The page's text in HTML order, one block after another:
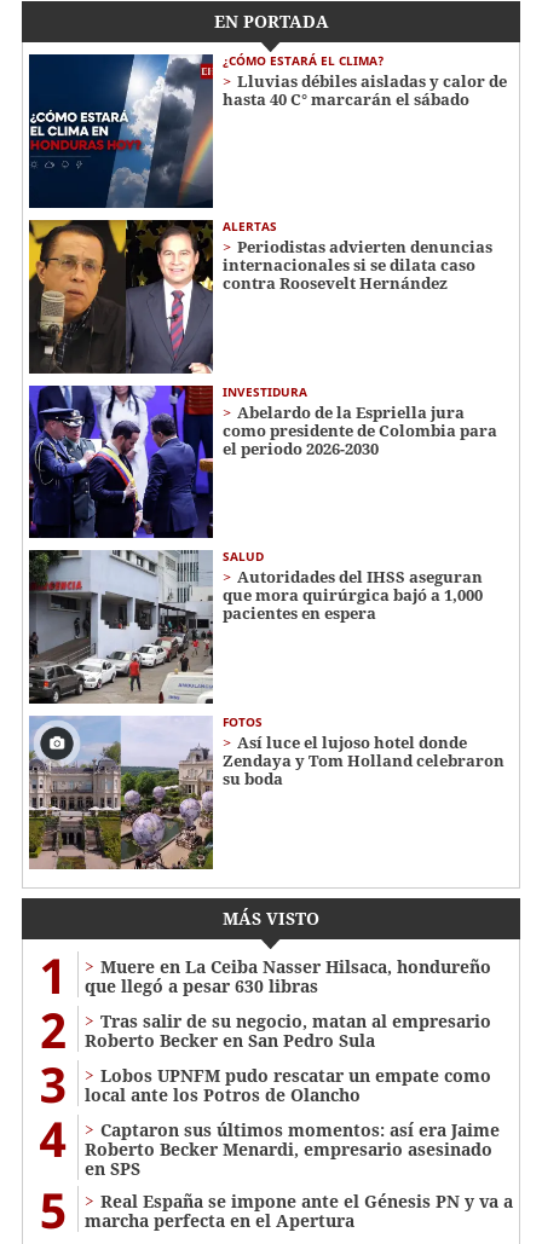
EN PORTADA
¿CÓMO ESTARÁ EL CLIMA?
Lluvias débiles aisladas y calor de
hasta 40 C° marcarán el sábado
ALERTAS
Periodistas advierten denuncias
internacionales si se dilata caso
contra Roosevelt Hernández
INVESTIDURA
Abelardo de la Espriella jura
como presidente de Colombia para
el periodo 2026-2030
SALUD
Autoridades del IHSS aseguran
que mora quirúrgica bajó a 1,000
pacientes en espera
FOTOS
Así luce el lujoso hotel donde
Zendaya y Tom Holland celebraron
su boda
MÁS VISTO
1
Muere en La Ceiba Nasser Hilsaca, hondureño
que llegó a pesar 630 libras
2
Tras salir de su negocio, matan al empresario
Roberto Becker en San Pedro Sula
3
Lobos UPNFM pudo rescatar un empate como
local ante los Potros de Olancho
4
Captaron sus últimos momentos: así era Jaime
Roberto Becker Menardi​​​, empresario asesinado
en SPS
5
Real España se impone ante el Génesis PN y va a
marcha perfecta en el Apertura